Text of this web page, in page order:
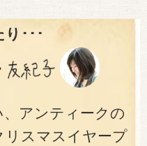
･･･
アンティークの
リスマスイヤープ